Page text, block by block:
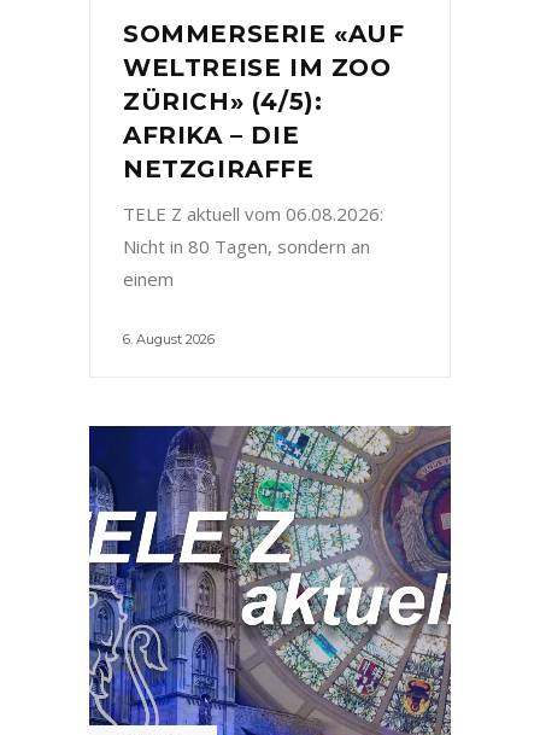
SOMMERSERIE «AUF
WELTREISE IM ZOO
ZÜRICH» (4/5):
AFRIKA – DIE
NETZGIRAFFE
TELE Z aktuell vom 06.08.2026:
Nicht in 80 Tagen, sondern an
einem
6. August 2026